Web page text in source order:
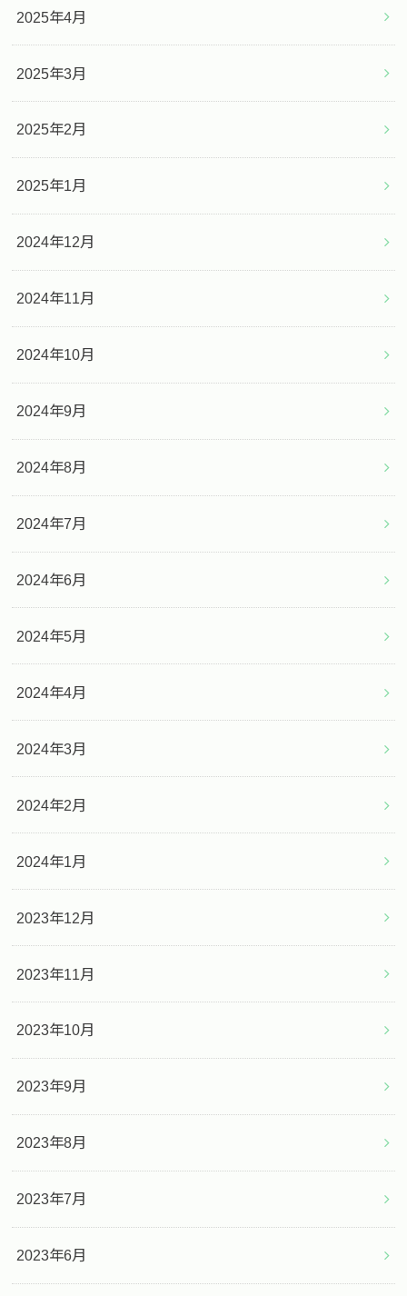
2025年4月
2025年3月
2025年2月
2025年1月
2024年12月
2024年11月
2024年10月
2024年9月
2024年8月
2024年7月
2024年6月
2024年5月
2024年4月
2024年3月
2024年2月
2024年1月
2023年12月
2023年11月
2023年10月
2023年9月
2023年8月
2023年7月
2023年6月